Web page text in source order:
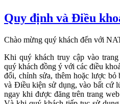
Quy định và Điều
Chào mừng quý khách đến với
Khi quý khách truy cập vào
quý khách đồng ý với các điều
đổi, chỉnh sửa, thêm hoặc lược
và Điều kiện sử dụng, vào bất cứ
ngay khi được đăng trên trang